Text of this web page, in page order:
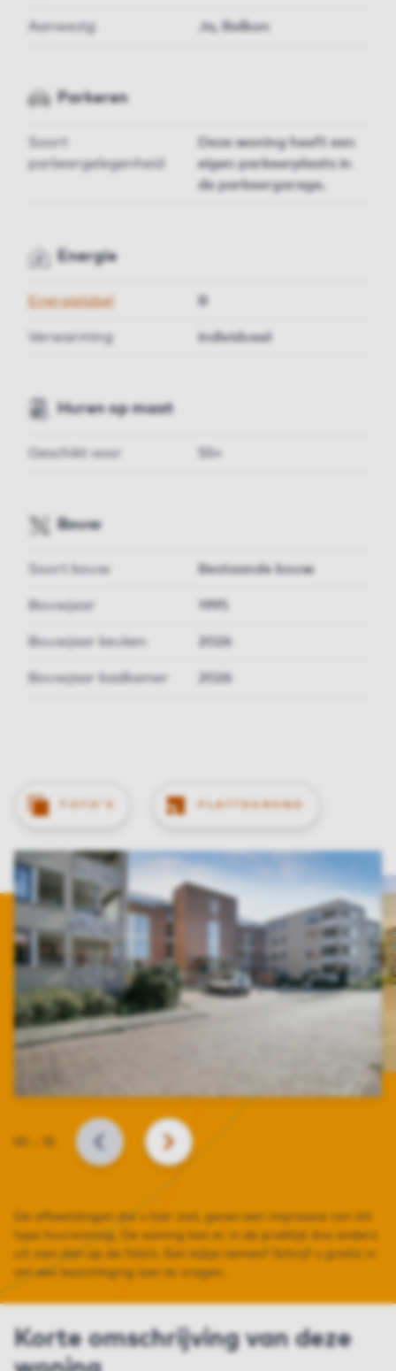
Aanwezig Ja, Balkon
Parkeren
Soort
parkeergelegenheid
Deze woning heeft een
eigen parkeerplaats in
de parkeergarage.
Energie
Energielabel
Verwarming individueel
Huren op maat
Geschikt voor 55+
Bouw
Soort bouw Bestaande bouw
Bouwjaar 1995
Bouwjaar keuken 2026
Bouwjaar badkamer 2026
PLATTEGROND
Slide
VORIGE VOLGENDE
De afbeeldingen die u hier ziet, geven een impressie van dit
type huurwoning. De woning kan er in de praktijk dus anders
uit zien dan op de foto’s. Een kijkje nemen? Schrijf u gratis in
om een bezichtiging aan te vragen.
Korte omschrijving van deze